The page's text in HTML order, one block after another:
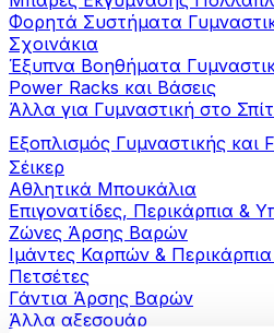
Φορητά Συστήματα
Σχοινάκια
Έξυπνα Βοηθήματα
Power Racks και Βάσεις
Άλλα για Γυμναστική στο
Εξοπλισμός Γυμναστικής και
Σέικερ
Αθλητικά Μπουκάλια
Επιγονατίδες, Περικάρπια &
Ζώνες Άρσης Βαρών
Ιμάντες Καρπών &
Πετσέτες
Γάντια Άρσης Βαρών
Άλλα αξεσουάρ